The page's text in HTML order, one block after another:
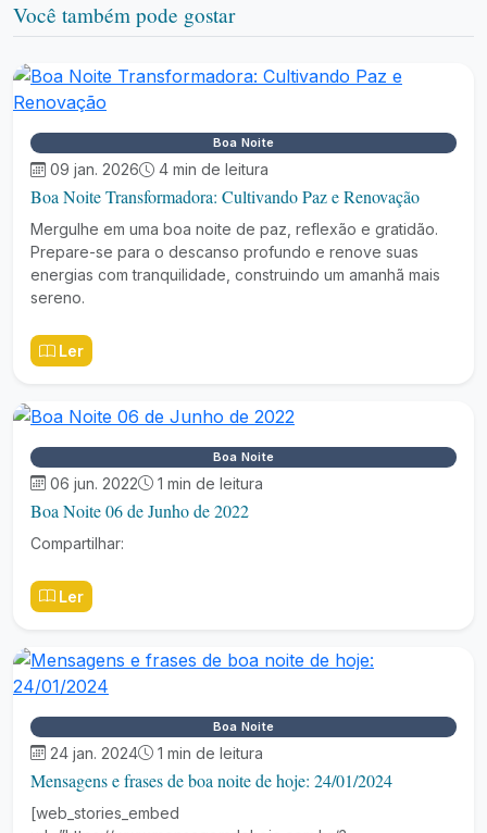
Você também pode gostar
Boa Noite
09 jan. 2026 4 min de leitura
Boa Noite Transformadora: Cultivando Paz e Renovação
Mergulhe em uma boa noite de paz, reflexão e gratidão.
Prepare-se para o descanso profundo e renove suas
energias com tranquilidade, construindo um amanhã mais
sereno.
Ler
Boa Noite
06 jun. 2022 1 min de leitura
Boa Noite 06 de Junho de 2022
Compartilhar:
Ler
Boa Noite
24 jan. 2024 1 min de leitura
Mensagens e frases de boa noite de hoje: 24/01/2024
[web_stories_embed